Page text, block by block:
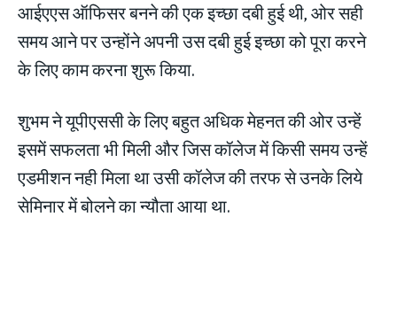
आईएएस ऑफिसर बनने की एक इच्छा दबी हुई थी, ओर सही
समय आने पर उन्होंने अपनी उस दबी हुई इच्छा को पूरा करने
के लिए काम करना शुरू किया.
शुभम ने यूपीएससी के लिए बहुत अधिक मेहनत की ओर उन्हें
इसमें सफलता भी मिली और जिस कॉलेज में किसी समय उन्हें
एडमीशन नही मिला था उसी कॉलेज की तरफ से उनके लिये
सेमिनार में बोलने का न्यौता आया था.